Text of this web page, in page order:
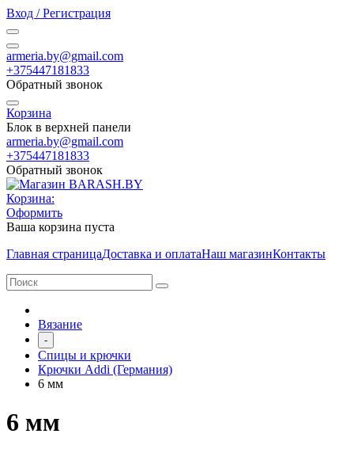
Вход / Регистрация
armeria.by@gmail.com
+375447181833
Обратный звонок
Корзина
Блок в верхней панели
armeria.by@gmail.com
+375447181833
Обратный звонок
Корзина:
Оформить
Ваша корзина пуста
Главная страницаДоставка и оплатаНаш магазинКонтакты
Вязание
-
Спицы и крючки
Крючки Addi (Германия)
6 мм
6 мм